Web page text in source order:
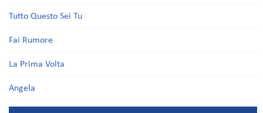
Tutto Questo Sei Tu
Fai Rumore
La Prima Volta
Angela